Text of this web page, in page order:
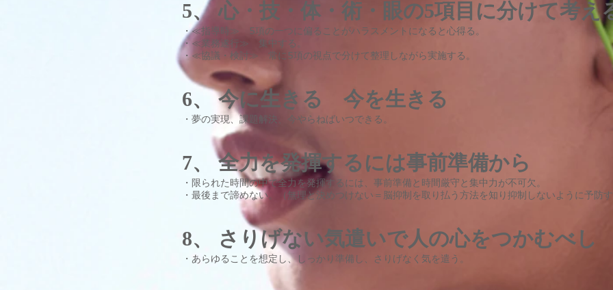
5、 心・技・体・術・眼の5項目に分けて考え
・≪指導時≫ 5項の一つに偏ることがハラスメントになると心得る。
・≪業務遂行≫ 集中する。
・≪協議・検討≫ 常に5項の視点で分けて整理しながら実施する。
6、 今に生きる 今を生きる
・夢の実現、課題解決、今やらねばいつできる。
7、 全力を発揮するには事前準備から
・限られた時間の中で全力を発揮するには、事前準備と時間厳守と集中力が不可欠。
・最後まで諦めない。（無理と決めつけない＝脳抑制を取り払う方法を知り抑制しないように予防
8、 さりげない気遣いで人の心をつかむべし
・あらゆることを想定し、しっかり準備し、さりげなく気を遣う。